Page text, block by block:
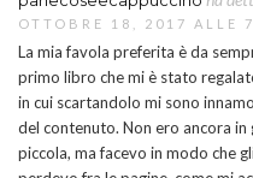
OTTOBRE 18, 2017 ALLE
La mia favola preferita è da
primo libro che mi è stato
in cui scartandolo mi sono
del contenuto. Non ero ancora
piccola, ma facevo in modo che